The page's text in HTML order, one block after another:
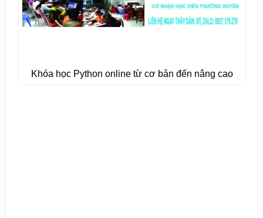
Khóa học Python online từ cơ bản đến nâng cao